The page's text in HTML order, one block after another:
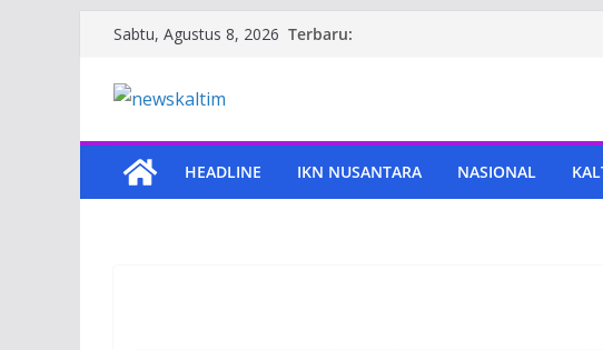
Skip
content
Sabtu, Agustus 8, 2026 Terbaru:
HEADLINE IKN NUSANTARA NASIONAL